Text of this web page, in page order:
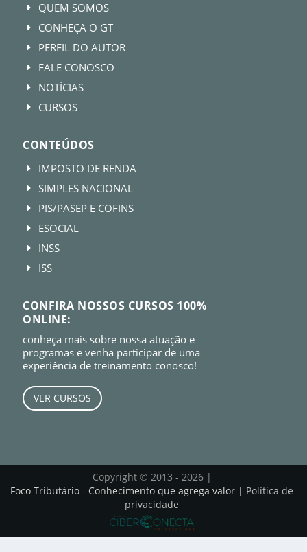
E QUEM SOMOS
E CONHEÇA O GT
E PERFIL DO AUTOR
E FALE CONOSCO
E NOTÍCIAS
E CURSOS
CONTEÚDOS
E IMPOSTO DE RENDA
E SIMPLES NACIONAL
E PIS/PASEP E COFINS
E ESOCIAL
E INSS
E ISS
CONFIRA NOSSOS CURSOS 100%
ONLINE:
conheça mais sobre nossa atuação e
programas e venha participar de uma
experiência de treinamento conosco!
VER CURSOS
Copyright © 2013 - 2026 |
Foco Tributário - Conhecimento que agrega valor | Política de
privacidade